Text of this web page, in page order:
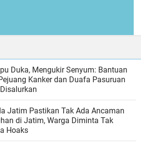
Duka, Mengukir Senyum: Bantuan
Kanker dan Duafa Pasuruan
Jatim Pastikan Tak Ada Ancaman
di Jatim, Warga Diminta Tak
Hoaks